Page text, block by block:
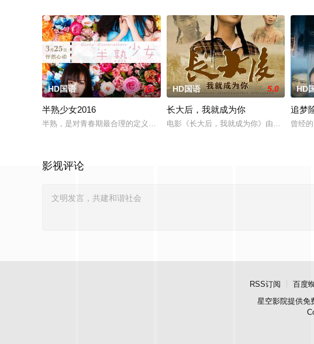
HD国语 3.0
半熟少女2016
半熟，是对青春期最合理的定义，它是梦开始的地方，没有深思熟虑，只有最单
HD国语 5.0
长大后，我就成为你
电影《长大后，我就成为你》由中共四川
HD
追梦
曾经
影视评论
RSS订阅 百度
星空影院提供免